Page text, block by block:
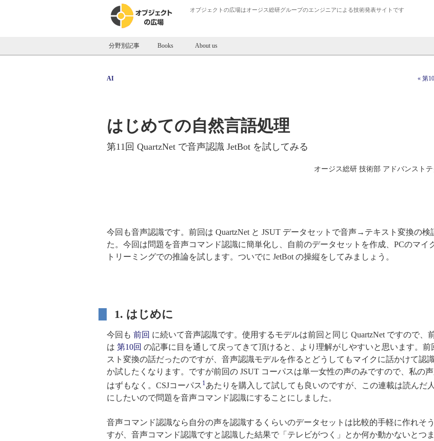
オブジェクトの広場はオージス総研グループのエンジニアによる技術発表サイトです
分野別記事 Books About us
« 第
AI
はじめての自然言語処理
第11回 QuartzNet で音声認識 JetBot を試してみる
オージス総研 技術部 アドバンスト
今回も音声認識です。前回は QuartzNet と JSUT データセットで音声→テキスト変換の検
た。今回は問題を音声コマンド認識に簡単化し、自前のデータセットを作成、PCのマイ
トリーミングでの推論を試します。ついでに JetBot の操縦をしてみましょう。
1. はじめに
今回も 前回 に続いて音声認識です。使用するモデルは前回と同じ QuartzNet ですので、
は 第10回 の記事に目を通して戻ってきて頂けると、より理解がしやすいと思います。
スト変換の話だったのですが、音声認識モデルを作るとどうしてもマイクに話かけて認
か試したくなります。ですが前回の JSUT コーパスは単一女性の声のみですので、私の
はずもなく。CSJコーパス 1 あたりを購入して試しても良いのですが、この連載は読んだ
にしたいので問題を音声コマンド認識にすることにしました。
音声コマンド認識なら自分の声を認識するくらいのデータセットは比較的手軽に作れそ
すが、音声コマンド認識ですと認識した結果で「テレビがつく」とか何か動かないとつま